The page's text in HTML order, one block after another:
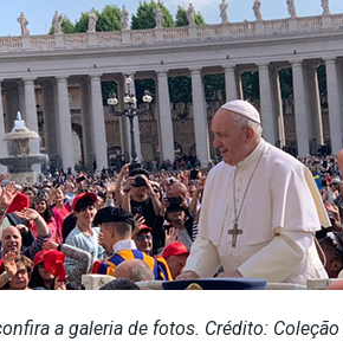
a galeria de fotos. Crédito: